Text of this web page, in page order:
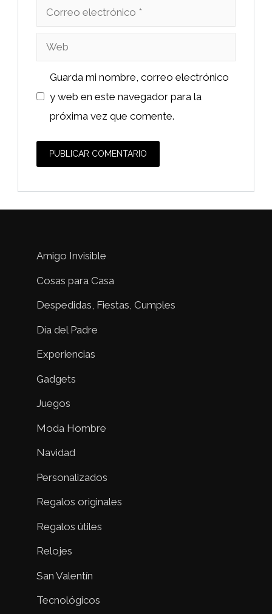
Correo
Web
Guarda mi nombre, correo electrónico
y web en este navegador para la
próxima vez que comente.
Amigo Invisible
Cosas para Casa
Despedidas, Fiestas, Cumples
Día del Padre
Experiencias
Gadgets
Juegos
Moda Hombre
Navidad
Personalizados
Regalos originales
Regalos útiles
Relojes
San Valentín
Tecnológicos